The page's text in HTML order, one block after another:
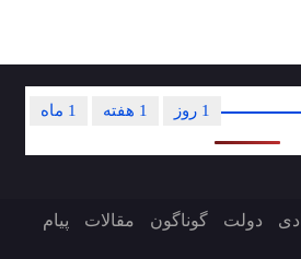
1 ماه 1 هفته 1 روز
دولت گوناگون مقالات پیام